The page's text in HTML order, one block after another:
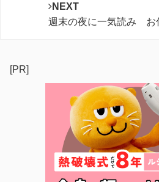
NEXT
週末の夜に一気読み お
[PR]